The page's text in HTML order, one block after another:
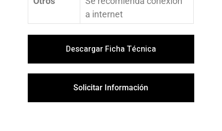
a internet
Descargar Ficha Técnica
Solicitar Información